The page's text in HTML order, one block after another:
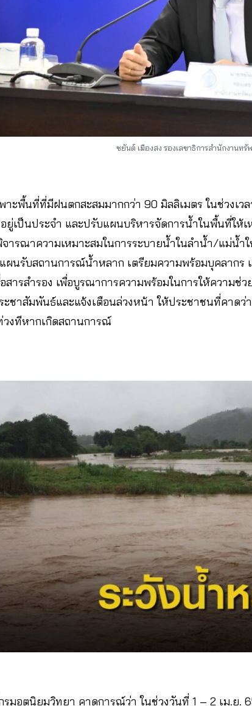
ชยันต์ เมืองสง รองเลขาธิการสำนักงานทรั
าะพื้นที่ที่มีฝนตกสะสมมากกว่า 90 มิลลิเมตร ในช่วงเว
ยู่เป็นประจำ และปรับแผนบริหารจัดการน้ำในพื้นที่ให้
ารณาความเหมาะสมในการระบายน้ำในลำน้ำ/แม่น้ำ
ผนรับสถานการณ์น้ำหลาก เตรียมความพร้อมบุคลากร
สารสำรอง เพื่อบูรณาการความพร้อมในการให้ความช่
ชาสัมพันธ์และแจ้งเตือนล่วงหน้า ให้ประชาชนที่คาดว่
งทีหากเกิดสถานการณ์
มอุตุนิยมวิทยา คาดการณ์ว่า ในช่วงวันที่ 1 – 2 เม.ย.